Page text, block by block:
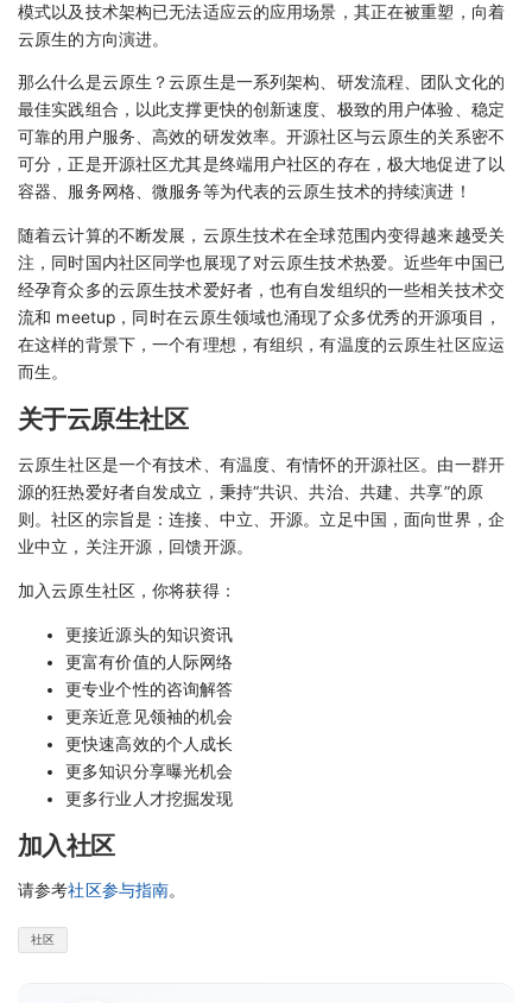
模式以及技术架构已无法适应云的应用场景，其正在被重塑，向着
云原生的方向演进。
那么什么是云原生？云原生是一系列架构、研发流程、团队文化的
最佳实践组合，以此支撑更快的创新速度、极致的用户体验、稳定
可靠的用户服务、高效的研发效率。开源社区与云原生的关系密不
可分，正是开源社区尤其是终端用户社区的存在，极大地促进了以
容器、服务网格、微服务等为代表的云原生技术的持续演进！
随着云计算的不断发展，云原生技术在全球范围内变得越来越受关
注，同时国内社区同学也展现了对云原生技术热爱。近些年中国已
经孕育众多的云原生技术爱好者，也有自发组织的一些相关技术交
流和 meetup，同时在云原生领域也涌现了众多优秀的开源项目，
在这样的背景下，一个有理想，有组织，有温度的云原生社区应运
而生。
关于云原生社区
云原生社区是一个有技术、有温度、有情怀的开源社区。由一群开
源的狂热爱好者自发成立，秉持“共识、共治、共建、共享”的原
则。社区的宗旨是：连接、中立、开源。立足中国，面向世界，企
业中立，关注开源，回馈开源。
加入云原生社区，你将获得：
更接近源头的知识资讯
更富有价值的人际网络
更专业个性的咨询解答
更亲近意见领袖的机会
更快速高效的个人成长
更多知识分享曝光机会
更多行业人才挖掘发现
加入社区
请参考社区参与指南。
社区